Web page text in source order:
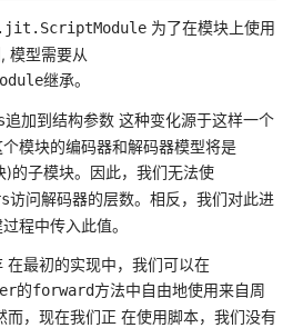
为了在模块上使用
模型需要从
继承。
追加到结构参数 这种变化源于这样一个
模块的编码器和解码器模型将是
的子模块。 因此，我们无法使
访问解码器的层数。 相反，我们对此进
程中传入此值。
在最初的实现中，我们可以在
的forward方法中自由地使用来自周
而，现在我们正 在使用脚本，我们没有